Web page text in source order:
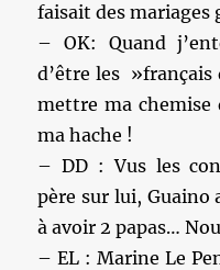
faisait des mariages
– OK: Quand
d’être les »français
mettre ma chemise
ma hache !
– DD : Vus les
père sur lui, Guaino
à avoir 2 papas…
– EL : Marine Le